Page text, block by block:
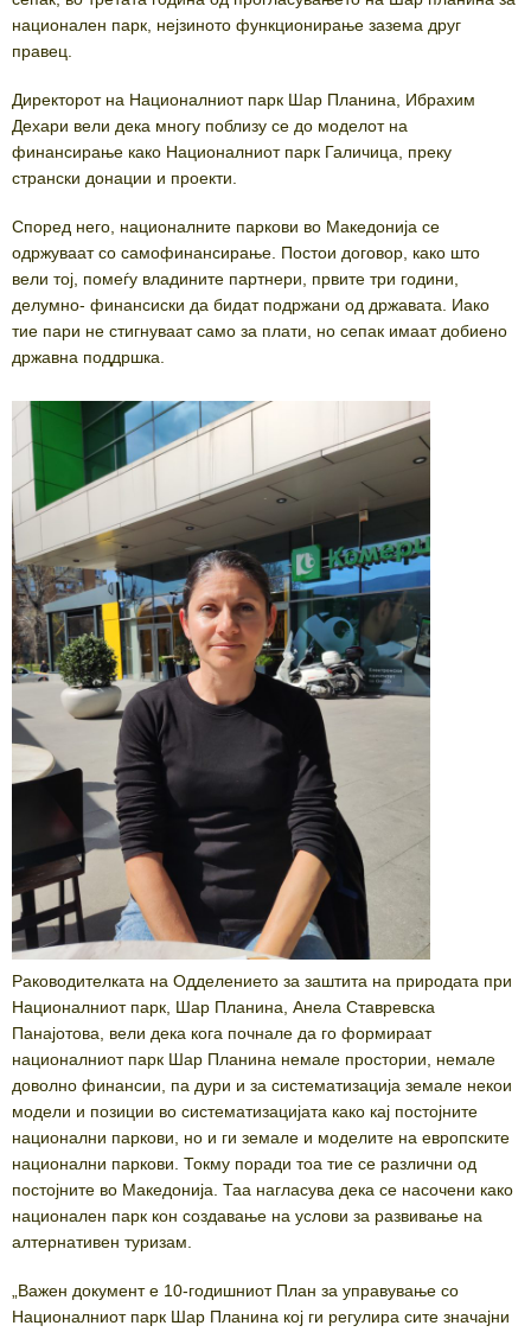
национален парк, нејзиното функционирање зазема друг
правец.
Директорот на Националниот парк Шар Планина, Ибрахим
Дехари вели дека многу поблизу се до моделот на
финансирање како Националниот парк Галичица, преку
странски донации и проекти.
Според него, националните паркови во Македонија се
одржуваат со самофинансирање. Постои договор, како што
вели тој, помеѓу владините партнери, првите три години,
делумно- финансиски да бидат подржани од државата. Иако
тие пари не стигнуваат само за плати, но сепак имаат добиено
државна поддршка.
Раководителката на Одделението за заштита на природата при
Националниот парк, Шар Планина, Анела Ставревска
Панајотова, вели дека кога почнале да го формираат
националниот парк Шар Планина немале простории, немале
доволно финансии, па дури и за систематизација земале некои
модели и позиции во систематизацијата како кај постојните
национални паркови, но и ги земале и моделите на европските
национални паркови. Токму поради тоа тие се различни од
постојните во Македонија. Таа нагласува дека се насочени како
национален парк кон создавање на услови за развивање на
алтернативен туризам.
„Важен документ е 10-годишниот План за управување со
Националниот парк Шар Планина кој ги регулира сите значајни